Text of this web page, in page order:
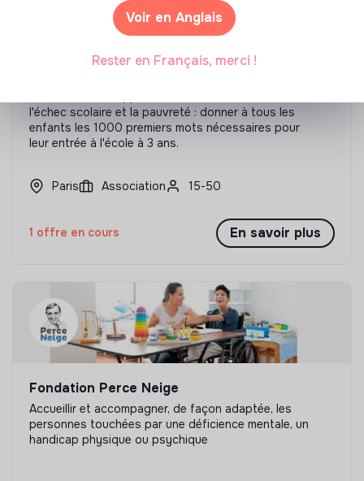
l'échec scolaire et la pauvreté : donner à tous les
enfants les 1000 premiers mots nécessaires pour
leur entrée à l'école à 3 ans.
Paris Association 15-50
1 offre en cours En savoir plus
Fondation Perce Neige
Accueillir et accompagner, de façon adaptée, les
personnes touchées par une déficience mentale, un
handicap physique ou psychique
Voir en Anglais
Rester en Français, merci !